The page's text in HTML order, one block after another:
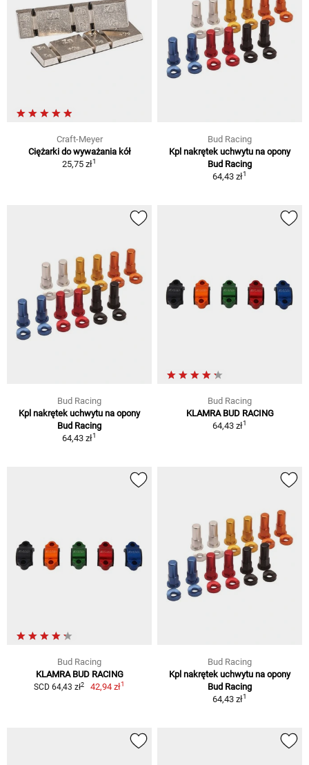
Craft-Meyer
Ciężarki do wyważania kół
25,75 zł1
Bud Racing
Kpl nakrętek uchwytu na opony
Bud Racing
64,43 zł1
Bud Racing
Kpl nakrętek uchwytu na opony
Bud Racing
64,43 zł1
Bud Racing
KLAMRA BUD RACING
64,43 zł1
Bud Racing
KLAMRA BUD RACING
SCD 64,43 zł2 42,94 zł1
Bud Racing
Kpl nakrętek uchwytu na opony
Bud Racing
64,43 zł1